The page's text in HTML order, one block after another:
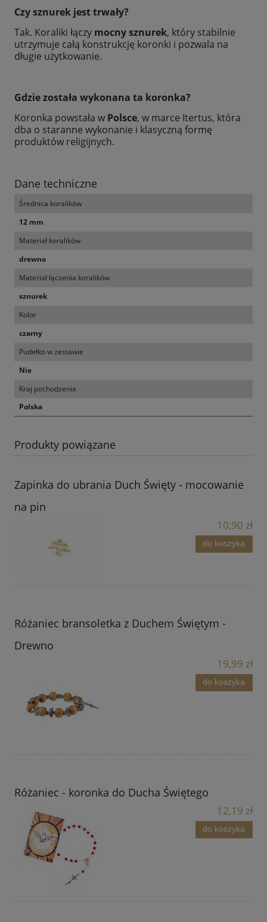
Czy sznurek jest trwały?
Tak. Koraliki łączy mocny sznurek, który stabilnie
utrzymuje całą konstrukcję koronki i pozwala na
długie użytkowanie.
Gdzie została wykonana ta koronka?
Koronka powstała w Polsce, w marce Itertus, która
dba o staranne wykonanie i klasyczną formę
produktów religijnych.
Dane techniczne
Średnica koralików
12 mm
Materiał koralików
drewno
Materiał łączenia koralików
sznurek
Kolor
czarny
Pudełko w zestawie
Nie
Kraj pochodzenia
Polska
Produkty powiązane
Zapinka do ubrania Duch Święty - mocowanie
na pin
10,90 zł
do koszyka
Różaniec bransoletka z Duchem Świętym -
Drewno
19,99 zł
do koszyka
Różaniec - koronka do Ducha Świętego
12,19 zł
do koszyka